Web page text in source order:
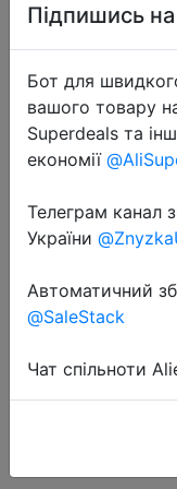
BBloop
черный,
Підпишись
Бот для
вашого товару
Superdeals та
економії
Телеграм канал
України
Автоматичний
@SaleStack
Чат спільноти